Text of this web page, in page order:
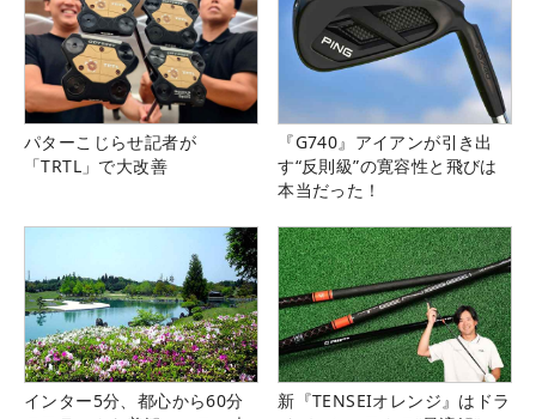
パターこじらせ記者が
「TRTL」で大改善
『G740』アイアンが引き出
す“反則級”の寛容性と飛びは
本当だった！
インター5分、都心から60分
新『TENSEIオレンジ』はドラ